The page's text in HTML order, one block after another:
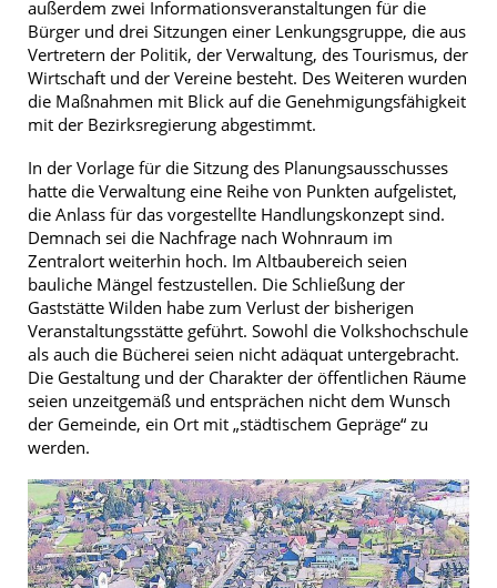
außerdem zwei Informationsveranstaltungen für die
Bürger und drei Sitzungen einer Lenkungsgruppe, die aus
Vertretern der Politik, der Verwaltung, des Tourismus, der
Wirtschaft und der Vereine besteht. Des Weiteren wurden
die Maßnahmen mit Blick auf die Genehmigungsfähigkeit
mit der Bezirksregierung abgestimmt.
In der Vorlage für die Sitzung des Planungsausschusses
hatte die Verwaltung eine Reihe von Punkten aufgelistet,
die Anlass für das vorgestellte Handlungskonzept sind.
Demnach sei die Nachfrage nach Wohnraum im
Zentralort weiterhin hoch. Im Altbaubereich seien
bauliche Mängel festzustellen. Die Schließung der
Gaststätte Wilden habe zum Verlust der bisherigen
Veranstaltungsstätte geführt. Sowohl die Volkshochschule
als auch die Bücherei seien nicht adäquat untergebracht.
Die Gestaltung und der Charakter der öffentlichen Räume
seien unzeitgemäß und entsprächen nicht dem Wunsch
der Gemeinde, ein Ort mit „städtischem Gepräge“ zu
werden.